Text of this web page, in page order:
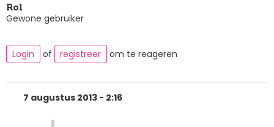
Rol
Gewone gebruiker
Login of registreer om te reageren
7 augustus 2013 - 2:16